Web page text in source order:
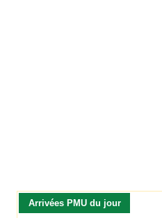
Arrivées PMU du jour